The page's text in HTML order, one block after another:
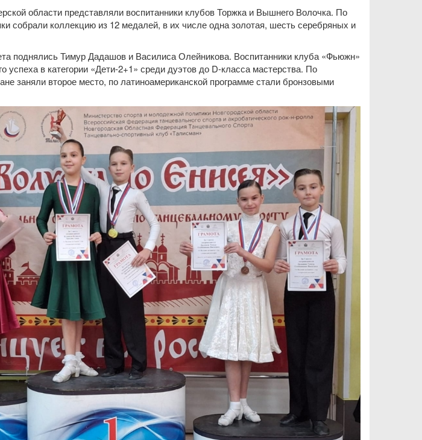
области представляли воспитанники клубов Торжка и Вышнего Волочка. По
собрали коллекцию из 12 медалей, в их числе одна золотая, шесть серебряных и
поднялись Тимур Дадашов и Василиса Олейникова. Воспитанники клуба «Фьюжн»
в категории «Дети-2+1» среди дуэтов до D-класса мастерства. По
заняли второе место, по латиноамериканской программе стали бронзовыми